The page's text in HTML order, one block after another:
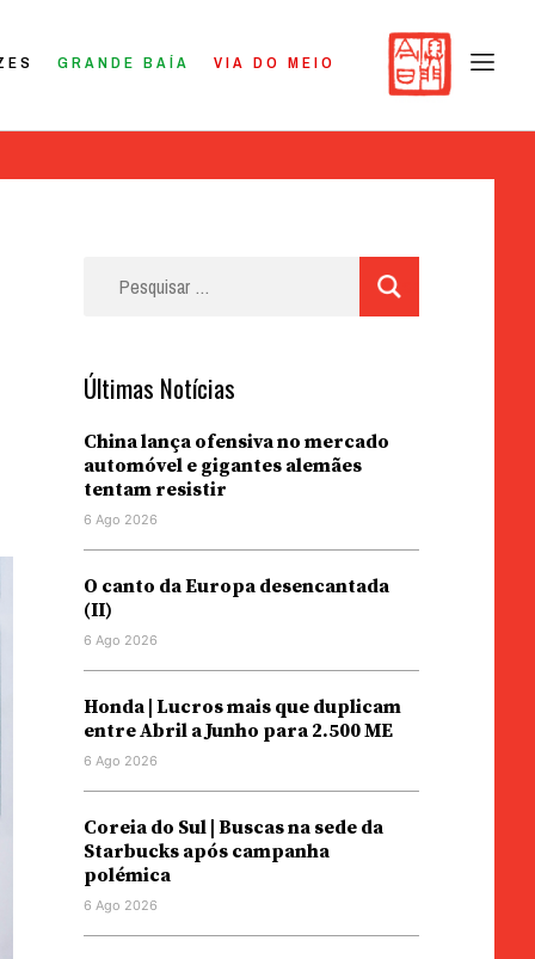
GRANDE BAÍA VIA DO MEIO
Últimas Notícias
China lança ofensiva no mercado
automóvel e gigantes alemães
tentam resistir
6 Ago 2026
O canto da Europa desencantada
(II)
6 Ago 2026
Honda | Lucros mais que duplicam
entre Abril a Junho para 2.500 ME
6 Ago 2026
Coreia do Sul | Buscas na sede da
Starbucks após campanha
polémica
6 Ago 2026